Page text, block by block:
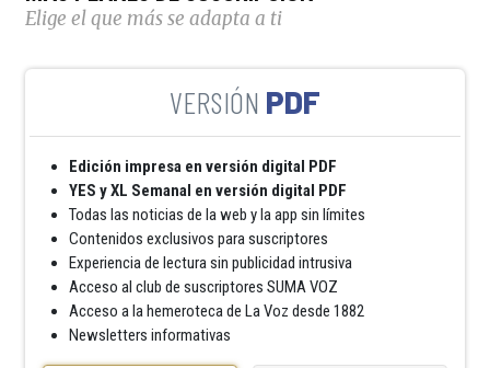
Elige el que más se adapta a ti
PDF
Edición impresa en versión digital PDF
YES y XL Semanal en versión digital PDF
Todas las noticias de la web y la app sin límites
Contenidos exclusivos para suscriptores
Experiencia de lectura sin publicidad intrusiva
Acceso al club de suscriptores SUMA VOZ
Acceso a la hemeroteca de La Voz desde 1882
Newsletters informativas